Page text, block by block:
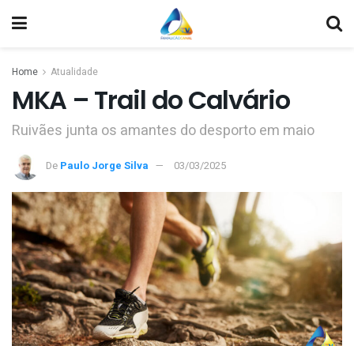
Home Atualidade
MKA – Trail do Calvário
Ruivães junta os amantes do desporto em maio
De Paulo Jorge Silva 03/03/2025